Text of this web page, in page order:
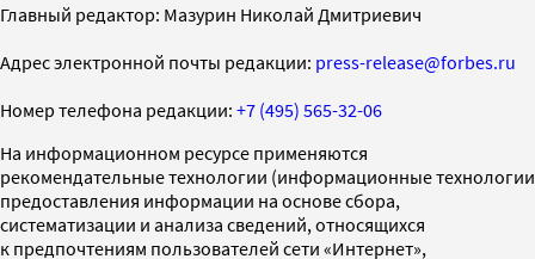
Главный редактор: Мазурин Николай Дмитриевич
Адрес электронной почты редакции: press-release@forbes.ru
Номер телефона редакции: +7 (495) 565-32-06
На информационном ресурсе применяются
рекомендательные технологии (информационные технологии
предоставления информации на основе сбора,
систематизации и анализа сведений, относящихся
к предпочтениям пользователей сети «Интернет»,